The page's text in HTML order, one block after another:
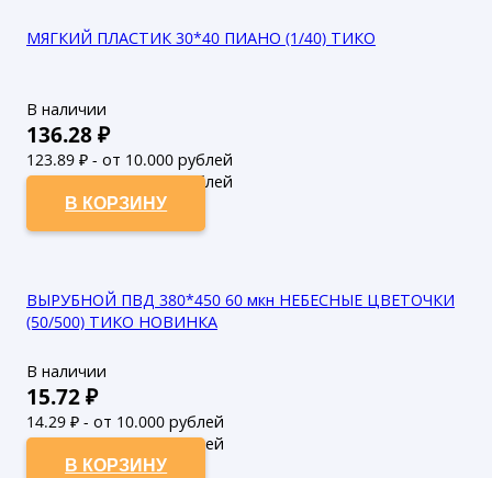
МЯГКИЙ ПЛАСТИК 30*40 ПИАНО (1/40) ТИКО
В наличии
136.28₽
123.89 ₽ - от 10.000 рублей
112.63₽ - от 50.000 рублей
В КОРЗИНУ
ВЫРУБНОЙ ПВД 380*450 60 мкн НЕБЕСНЫЕ ЦВЕТОЧКИ
(50/500) ТИКО НОВИНКА
В наличии
15.72₽
14.29 ₽ - от 10.000 рублей
12.99₽ - от 50.000 рублей
В КОРЗИНУ